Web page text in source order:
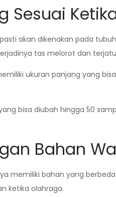
Sesuai
akan dikenakan pada
tas melorot dan
ukuran panjang yang
bisa diubah hingga 50
Bahan
memiliki bahan yang
ketika olahraga.